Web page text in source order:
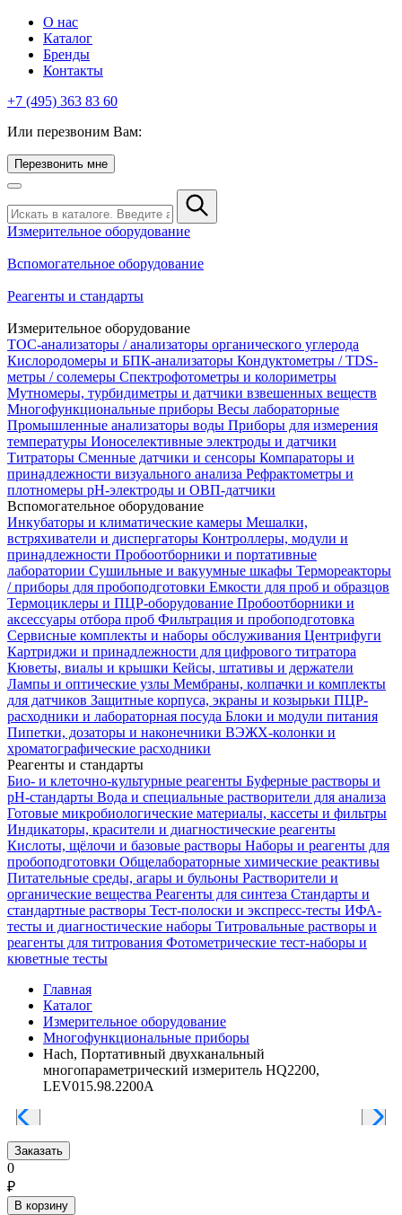
О нас
Каталог
Бренды
Контакты
+7 (495) 363 83 60
Или перезвоним Вам:
Перезвонить мне
Измерительное оборудование
Вспомогательное оборудование
Реагенты и стандарты
Измерительное оборудование
TOC-анализаторы / анализаторы органического углерода
Кислородомеры и БПК-анализаторы Кондуктометры / TDS-
метры / солемеры Спектрофотометры и колориметры
Мутномеры, турбидиметры и датчики взвешенных веществ
Многофункциональные приборы Весы лабораторные
Промышленные анализаторы воды Приборы для измерения
температуры Ионоселективные электроды и датчики
Титраторы Сменные датчики и сенсоры Компараторы и
принадлежности визуального анализа Рефрактометры и
плотномеры pH-электроды и ОВП-датчики
Вспомогательное оборудование
Инкубаторы и климатические камеры Мешалки,
встряхиватели и диспергаторы Контроллеры, модули и
принадлежности Пробоотборники и портативные
лаборатории Сушильные и вакуумные шкафы Термореакторы
/ приборы для пробоподготовки Емкости для проб и образцов
Термоциклеры и ПЦР-оборудование Пробоотборники и
аксессуары отбора проб Фильтрация и пробоподготовка
Сервисные комплекты и наборы обслуживания Центрифуги
Картриджи и принадлежности для цифрового титратора
Кюветы, виалы и крышки Кейсы, штативы и держатели
Лампы и оптические узлы Мембраны, колпачки и комплекты
для датчиков Защитные корпуса, экраны и козырьки ПЦР-
расходники и лабораторная посуда Блоки и модули питания
Пипетки, дозаторы и наконечники ВЭЖХ-колонки и
хроматографические расходники
Реагенты и стандарты
Био- и клеточно-культурные реагенты Буферные растворы и
pH-стандарты Вода и специальные растворители для анализа
Готовые микробиологические материалы, кассеты и фильтры
Индикаторы, красители и диагностические реагенты
Кислоты, щёлочи и базовые растворы Наборы и реагенты для
пробоподготовки Общелабораторные химические реактивы
Питательные среды, агары и бульоны Растворители и
органические вещества Реагенты для синтеза Стандарты и
стандартные растворы Тест-полоски и экспресс-тесты ИФА-
тесты и диагностические наборы Титровальные растворы и
реагенты для титрования Фотометрические тест-наборы и
кюветные тесты
Главная
Каталог
Измерительное оборудование
Многофункциональные приборы
Hach, Портативный двухканальный
многопараметрический измеритель HQ2200,
LEV015.98.2200A
Заказать
0
₽
В корзину